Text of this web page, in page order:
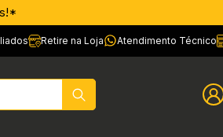
Retire na Loja Atendimento Técnico